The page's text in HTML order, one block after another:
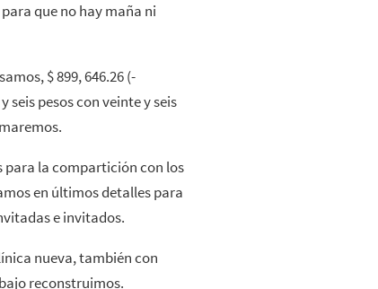
que no hay maña ni
$ 899, 646.26 (-
pesos con veinte y seis
para la compartición con los
en últimos detalles para
e invitados.
nueva, también con
reconstruimos.